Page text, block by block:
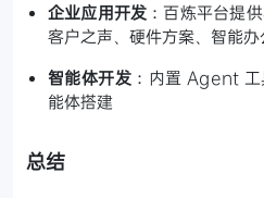
企业应用开发 ：百炼平台提
客户之声、硬件方案、智能
智能体开发 ：内置 Agent
能体搭建
总结